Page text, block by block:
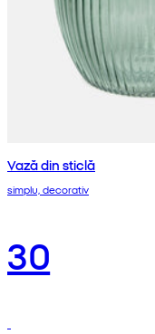
Vază din sticlă
simplu, decorativ
30